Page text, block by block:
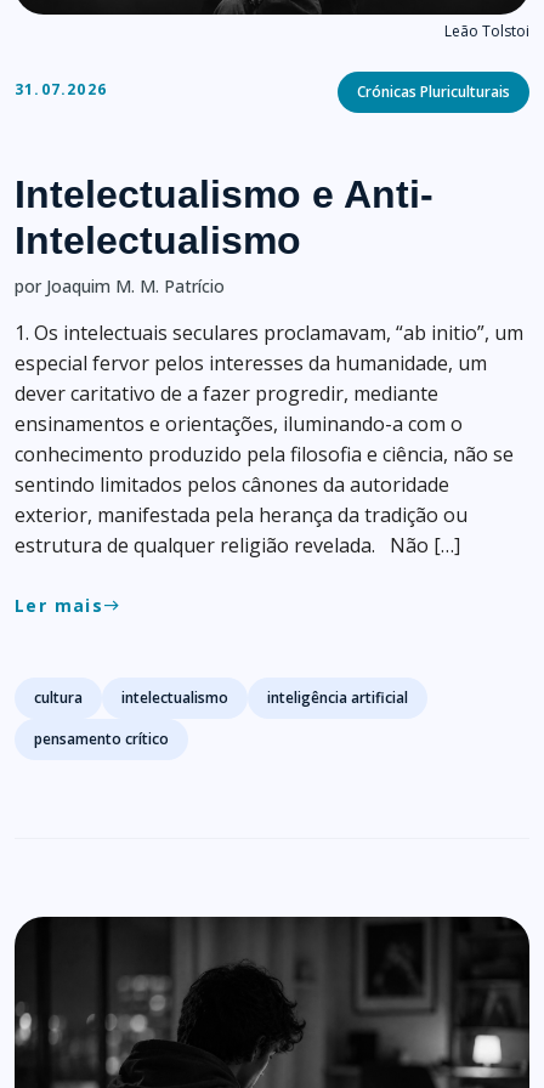
Leão Tolstoi
31.07.2026 Categories
Crónicas Pluriculturais
Intelectualismo e Anti-
Intelectualismo
por Joaquim M. M. Patrício
1. Os intelectuais seculares proclamavam, “ab initio”, um
especial fervor pelos interesses da humanidade, um
dever caritativo de a fazer progredir, mediante
ensinamentos e orientações, iluminando-a com o
conhecimento produzido pela filosofia e ciência, não se
sentindo limitados pelos cânones da autoridade
exterior, manifestada pela herança da tradição ou
estrutura de qualquer religião revelada. Não […]
Ler maiseast
Tags
cultura intelectualismo
inteligência artificial
pensamento crítico